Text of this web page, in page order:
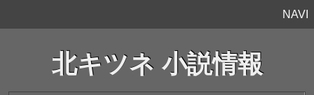
NAVI
北キツネ 小説情報